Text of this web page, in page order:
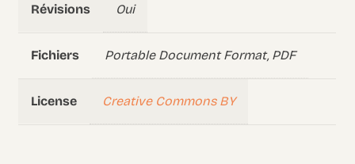
Révisions Oui
Fichiers Portable Document Format, PDF
License Creative Commons BY